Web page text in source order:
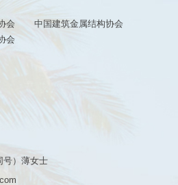
会
中国建筑金属结构协会
会
号）薄女士